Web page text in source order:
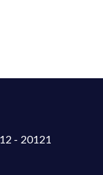
- 20121